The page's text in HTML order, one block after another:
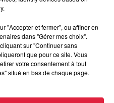
#167
Nono #166
"Accepter et fermer", ou affiner en
dans "Gérer mes choix".
sur "Continuer sans
que pour ce site. Vous
votre consentement à tout
situé en bas de chaque page.